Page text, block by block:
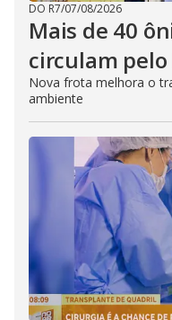
DO R7/07/08/2026
Mais de 40
circulam pelo
Nova frota melhora o
ambiente